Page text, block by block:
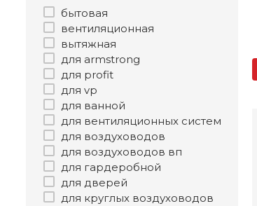
бытовая
вентиляционная
вытяжная
для armstrong
для profit
для vp
для ванной
для вентиляционных систем
для воздуховодов
для воздуховодов вп
для гардеробной
для дверей
для круглых воздуховодов